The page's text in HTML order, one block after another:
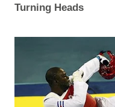
Turning Heads